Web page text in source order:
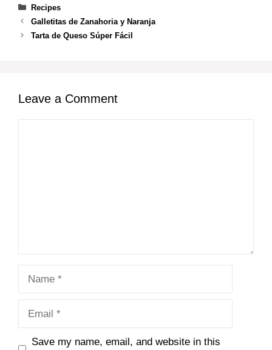
Categories
Recipes
Galletitas de Zanahoria y Naranja
Tarta de Queso Súper Fácil
Leave a Comment
Save my name, email, and website in this